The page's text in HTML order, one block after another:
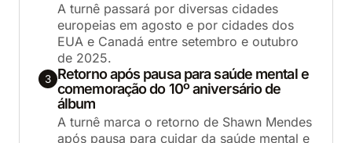
A turnê passará por diversas cidades
europeias em agosto e por cidades dos
EUA e Canadá entre setembro e outubro
de 2025.
3 Retorno após pausa para saúde mental e
comemoração do 10º aniversário de
álbum
A turnê marca o retorno de Shawn Mendes
após pausa para cuidar da saúde mental e